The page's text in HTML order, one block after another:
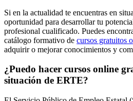
Si en la actualidad te encuentras en
oportunidad para desarrollar tu
profesional cualificado. Puedes
catálogo formativo de cursos gratuitos
adquirir o mejorar conocimientos y
¿Puedo hacer cursos online
situación de ERTE?